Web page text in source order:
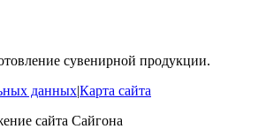
сувенирной продукции.
данных|Карта сайта
сайта Сайгона